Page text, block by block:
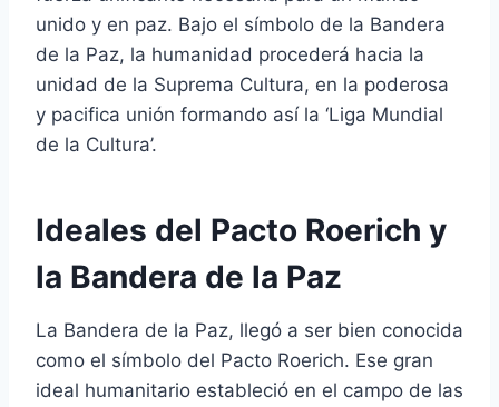
unido y en paz. Bajo el símbolo de la Bandera
de la Paz, la humanidad procederá hacia la
unidad de la Suprema Cultura, en la poderosa
y pacifica unión formando así la ‘Liga Mundial
de la Cultura’.
Ideales del Pacto Roerich y
la Bandera de la Paz
La Bandera de la Paz, llegó a ser bien conocida
como el símbolo del Pacto Roerich. Ese gran
ideal humanitario estableció en el campo de las